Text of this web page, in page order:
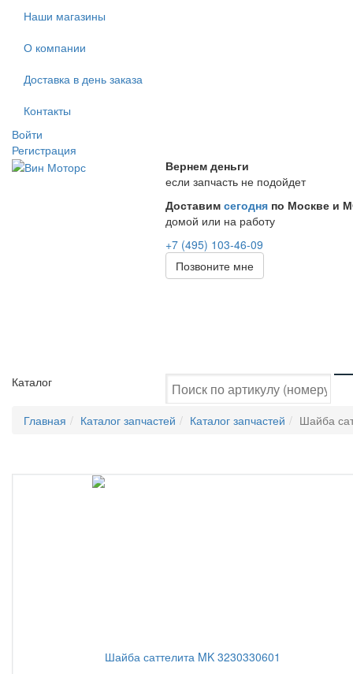
Наши магазины
О компании
Доставка в день заказа
Контакты
Войти
Регистрация
Вернем деньги
если запчасть не подойдет
Доставим сегодня по Москве и
домой или на работу
+7 (495) 103-46-09
Позвоните мне
Каталог
Главная Каталог запчастей Каталог запчастей Шайба